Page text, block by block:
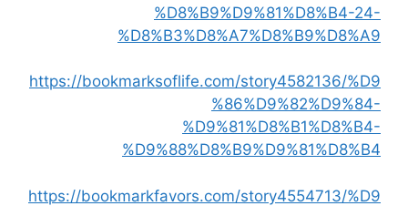
%D8%B9%D9%81%D8%B4-24-
%D8%B3%D8%A7%D8%B9%D8%A9
https://bookmarksoflife.com/story4582136/%D9
%86%D9%82%D9%84-
%D9%81%D8%B1%D8%B4-
%D9%88%D8%B9%D9%81%D8%B4
https://bookmarkfavors.com/story4554713/%D9